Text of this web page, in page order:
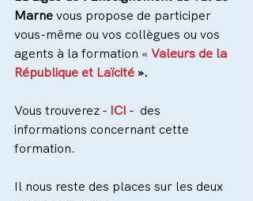
Marne vous propose de participer
vous-même ou vos collègues ou vos
agents à la formation « Valeurs de la
République et Laïcité ».
Vous trouverez - ICI -  des
informations concernant cette
formation.
Il nous reste des places sur les deux